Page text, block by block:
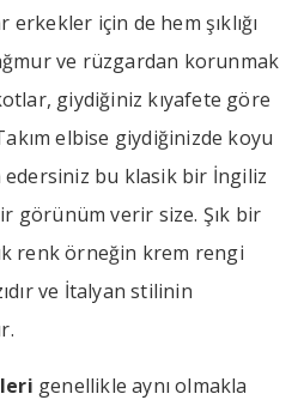
erkekler için de hem şıklığı
ve rüzgardan korunmak
giydiğiniz kıyafete göre
elbise giydiğinizde koyu
bu klasik bir İngiliz
görünüm verir size. Şık bir
renk örneğin krem rengi
ve İtalyan stilinin
genellikle aynı olmakla